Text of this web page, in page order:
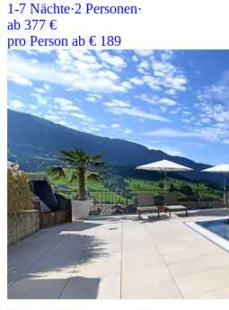
1-7 Nächte·2 Personen·
ab 377 €
pro Person ab € 189